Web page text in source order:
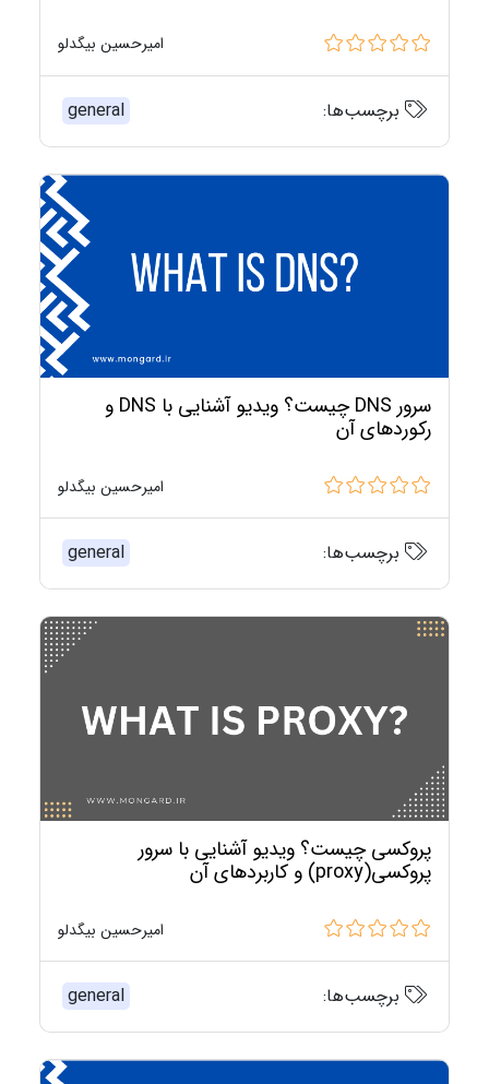
امیرحسین بیگدلو
برچسب‌ها: general
سرور DNS چیست؟ ویدیو آشنایی با DNS و
رکوردهای آن
امیرحسین بیگدلو
برچسب‌ها: general
پروکسی چیست؟ ویدیو آشنایی با سرور
پروکسی(proxy) و کاربردهای آن
امیرحسین بیگدلو
برچسب‌ها: general